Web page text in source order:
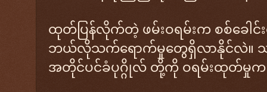
ထုတ်ပြန်လိုက်တဲ့ ဖမ်းဝရမ်းက စစ်ခေါင်
ဘယ်လိုသက်ရောက်မှုတွေရှိလာနိုင်လဲ။ သမ္
အတိုင်ပင်ခံပုဂ္ဂိုလ် တို့ကို ဝရမ်းထုတ်မှု